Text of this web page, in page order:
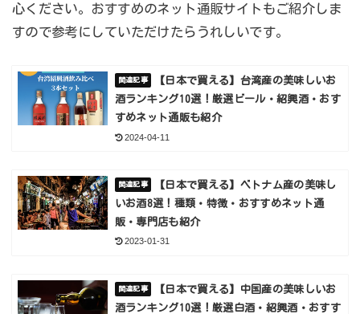
心ください。おすすめのネット通販サイトもご紹介しま
すので参考にしていただけたらうれしいです。
【日本で買える】台湾産の美味しいお
酒ランキング10選！厳選ビール・紹興酒・おす
すめネット通販も紹介
2024-04-11
【日本で買える】ベトナム産の美味し
いお酒8選！種類・特徴・おすすめネット通
販・専門店も紹介
2023-01-31
【日本で買える】中国産の美味しいお
酒ランキング10選！厳選白酒・紹興酒・おすす